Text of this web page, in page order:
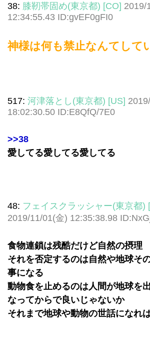
38: 膝靭帯固め(東京都) [CO] 2019/
12:34:55.43 ID:gvEF0gFI0
神様は何も禁止なんてして
517: 河津落とし(東京都) [US]
18:02:30.50 ID:E8QfQ/7E0
>>38
愛してる愛してる愛してる
48: フェイスクラッシャー(東京都)
2019/11/01(金) 12:35:38.98
食物連鎖は残酷だけど自然の摂理
それを否定するのは自然や地球そ
事になる
動物食を止めるのは人間が地球を
なってからで良いじゃないか
それまで地球や動物の世話になれ